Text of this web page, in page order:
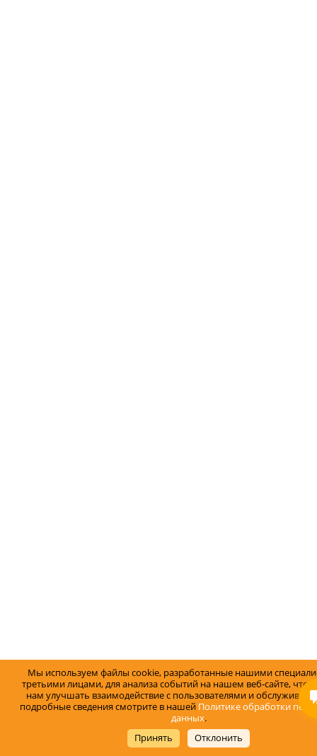
Мы используем файлы cookie, разработанные нашими
третьими лицами, для анализа событий на нашем веб-сайте, что
нам улучшать взаимодействие с пользователями и
подробные сведения смотрите в нашей Политике обработки
данных.
Принять
Отклонить